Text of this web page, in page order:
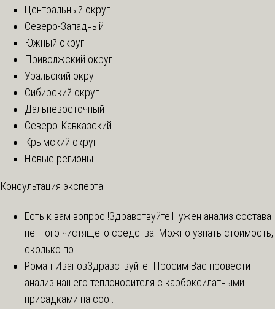
Центральный округ
Северо-Западный
Южный округ
Приволжский округ
Уральский округ
Сибирский округ
Дальневосточный
Северо-Кавказский
Крымский округ
Новые регионы
Консультация эксперта
Есть к вам вопрос !Здравствуйте!Нужен анализ состава
пенного чистящего средства. Можно узнать стоимость,
сколько по ...
Роман ИвановЗдравствуйте. Просим Вас провести
анализ нашего теплоносителя с карбоксилатными
присадками на соо...